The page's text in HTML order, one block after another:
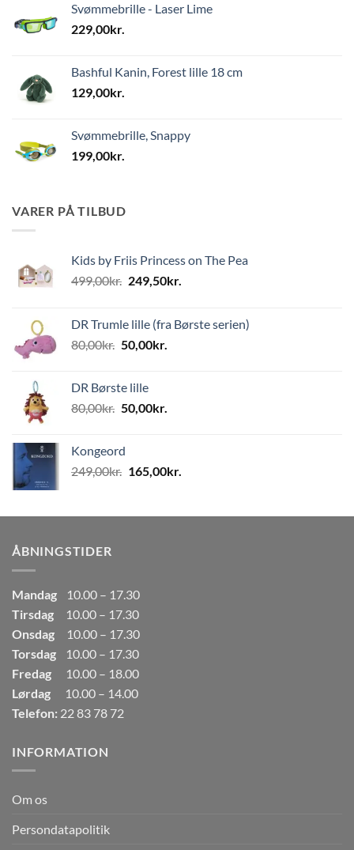
Svømmebrille - Laser Lime
229,00kr.
Bashful Kanin, Forest lille 18 cm
129,00kr.
Svømmebrille, Snappy
199,00kr.
VARER PÅ TILBUD
Kids by Friis Princess on The Pea
499,00kr. Den
var:
499,00kr..
249,50kr.
er:
DR Trumle lille (fra Børste serien)
80,00kr. Den
var:
80,00kr..
50,00kr.
50,00kr..
DR Børste lille
80,00kr. Den
var:
80,00kr..
50,00kr.
50,00kr..
Kongeord
249,00kr. Den
var:
165,00kr.
er:
ÅBNINGSTIDER
Mandag
10.00 – 17.30
Tirsdag
10.00 – 17.30
Onsdag
10.00 – 17.30
Torsdag
10.00 – 17.30
Fredag
10.00 – 18.00
Lørdag
10.00 – 14.00
Telefon: 22 83 78 72
INFORMATION
Om os
Persondatapolitik